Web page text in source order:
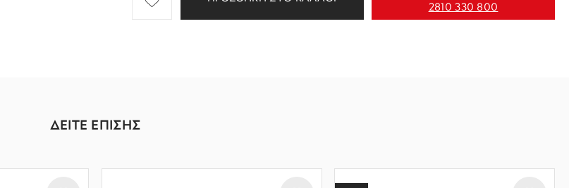
2810 330 800
ΔΕΙΤΕ ΕΠΙΣΗΣ